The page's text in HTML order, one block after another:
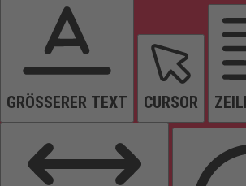
GRÖSSERER TEXT CURSOR